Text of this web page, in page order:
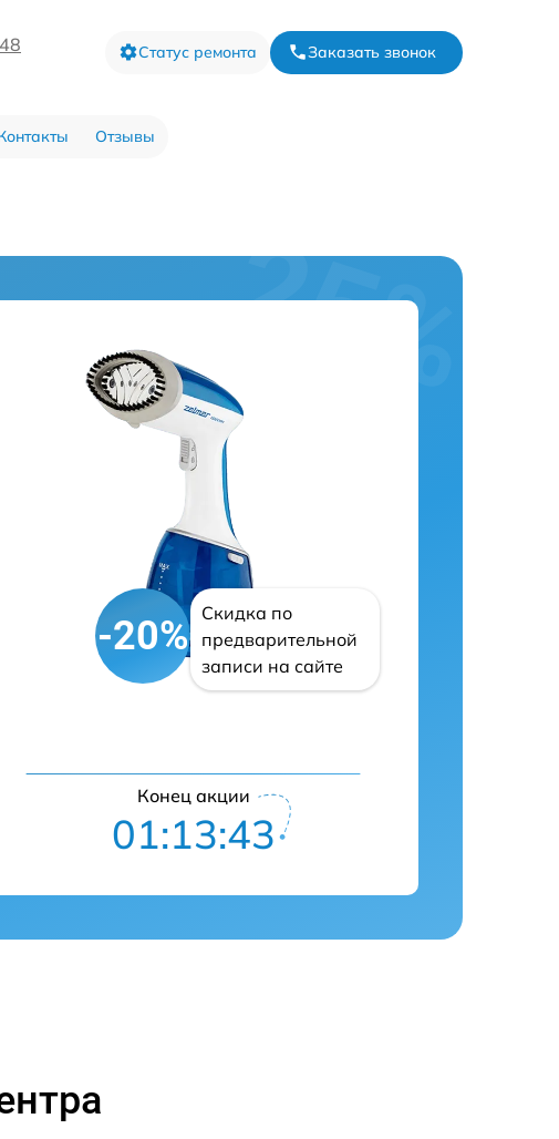
Статус ремонта Заказать звонок
Отзывы
-20%
Скидка по
предварительной
записи на сайте
Конец акции
01:13:42